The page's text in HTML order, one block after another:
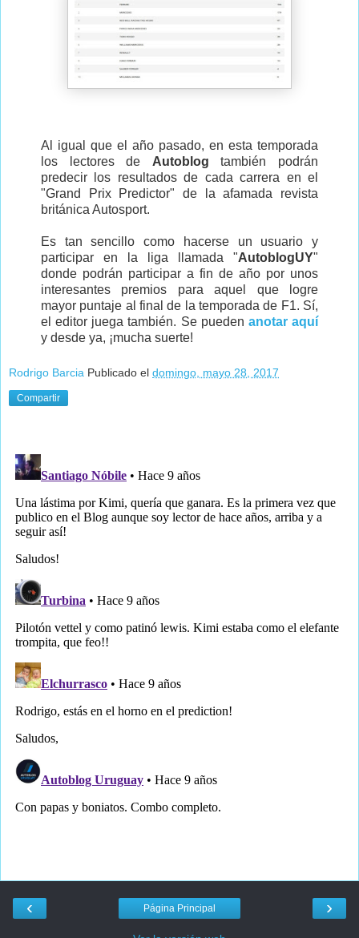
Al igual que el año pasado, en esta temporada
los lectores de Autoblog también podrán
predecir los resultados de cada carrera en el
"Grand Prix Predictor" de la afamada revista
británica Autosport.
Es tan sencillo como hacerse un usuario y
participar en la liga llamada "AutoblogUY"
donde podrán participar a fin de año por unos
interesantes premios para aquel que logre
mayor puntaje al final de la temporada de F1. Sí,
el editor juega también. Se pueden anotar aquí
y desde ya, ¡mucha suerte!
Rodrigo Barcia Publicado el domingo, mayo 28, 2017
Compartir
‹ ›
Página Principal